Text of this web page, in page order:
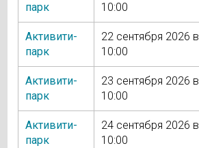
парк
10:00
Активити-
парк
22 сентября 2026 в
10:00
Активити-
парк
23 сентября 2026 в
10:00
Активити-
парк
24 сентября 2026 в
10:00